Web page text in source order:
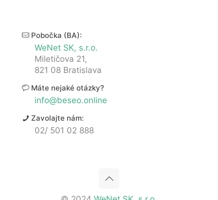
Pobočka (BA):
WeNet SK, s.r.o.
Miletičova 21,
821 08 Bratislava
Máte nejaké otázky?
info@beseo.online
Zavolajte nám:
02/ 501 02 888